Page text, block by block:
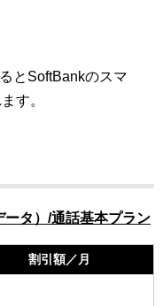
とSoftBankのスマ
す。
タ）/通話基本プラン
割引額／月